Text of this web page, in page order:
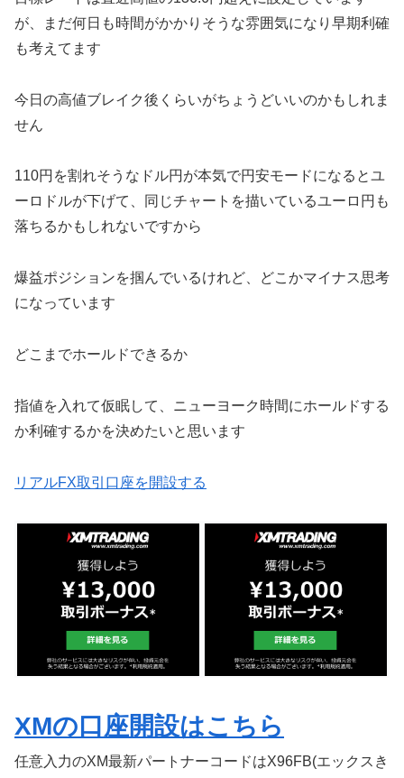
が、まだ何日も時間がかかりそうな雰囲気になり早期利確
も考えてます
今日の高値ブレイク後くらいがちょうどいいのかもしれま
せん
110円を割れそうなドル円が本気で円安モードになるとユ
ーロドルが下げて、同じチャートを描いているユーロ円も
落ちるかもしれないですから
爆益ポジションを掴んでいるけれど、どこかマイナス思考
になっています
どこまでホールドできるか
指値を入れて仮眠して、ニューヨーク時間にホールドする
か利確するかを決めたいと思います
リアルFX取引口座を開設する
XMの口座開設はこちら
任意入力のXM最新パートナーコードはX96FB(エックスき